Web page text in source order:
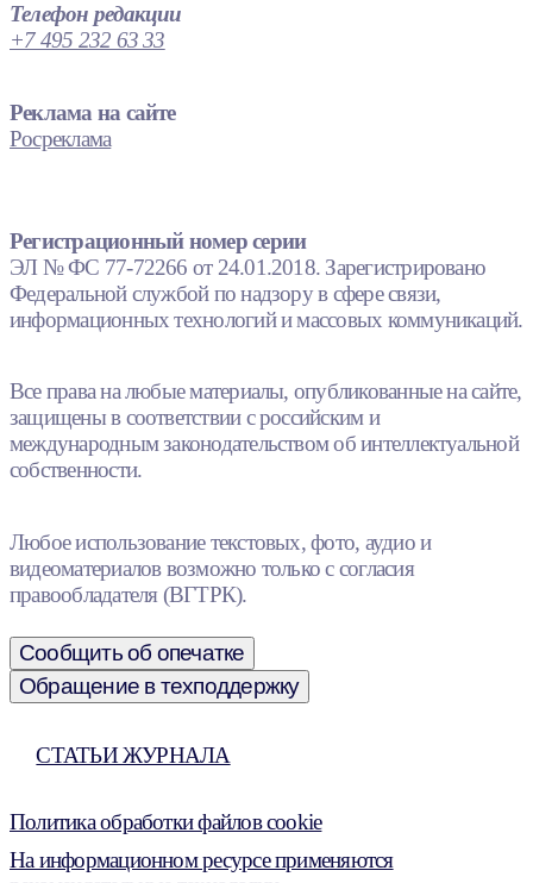
Телефон редакции
+7 495 232 63 33
Реклама на сайте
Росреклама
Регистрационный номер серии
ЭЛ № ФС 77-72266 от 24.01.2018. Зарегистрировано
Федеральной службой по надзору в сфере связи,
информационных технологий и массовых коммуникаций.
Все права на любые материалы, опубликованные на сайте,
защищены в соответствии с российским и
международным законодательством об интеллектуальной
собственности.
Любое использование текстовых, фото, аудио и
видеоматериалов возможно только с согласия
правообладателя (ВГТРК).
Сообщить об опечатке
Обращение в техподдержку
СТАТЬИ ЖУРНАЛА
Политика обработки файлов cookie
На информационном ресурсе применяются